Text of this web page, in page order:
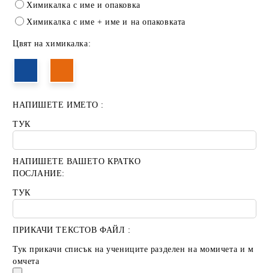
Химикалка с име и опаковка
Химикалка с име + име и на опаковката
Цвят на химикалка:
НАПИШЕТЕ ИМЕТО :
ТУК
НАПИШЕТЕ ВАШЕТО КРАТКО
ПОСЛАНИЕ:
ТУК
ПРИКАЧИ ТЕКСТОВ ФАЙЛ :
Тук прикачи списък на учениците разделен на момичета и м
омчета